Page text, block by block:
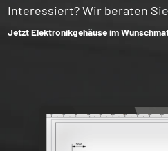
Interessiert? Wir beraten
Jetzt Elektronikgehäuse im